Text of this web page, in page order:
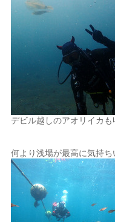
デビル越しのアオリイカ
何より浅場が最高に気持